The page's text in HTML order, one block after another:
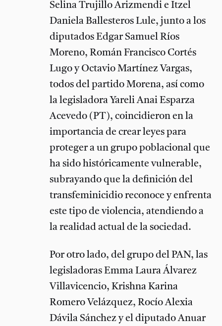
Selina Trujillo Arizmendi e Itzel
Daniela Ballesteros Lule, junto a los
diputados Edgar Samuel Ríos
Moreno, Román Francisco Cortés
Lugo y Octavio Martínez Vargas,
todos del partido Morena, así como
la legisladora Yareli Anai Esparza
Acevedo (PT), coincidieron en la
importancia de crear leyes para
proteger a un grupo poblacional que
ha sido históricamente vulnerable,
subrayando que la definición del
transfeminicidio reconoce y enfrenta
este tipo de violencia, atendiendo a
la realidad actual de la sociedad.
Por otro lado, del grupo del PAN, las
legisladoras Emma Laura Álvarez
Villavicencio, Krishna Karina
Romero Velázquez, Rocío Alexia
Dávila Sánchez y el diputado Anuar